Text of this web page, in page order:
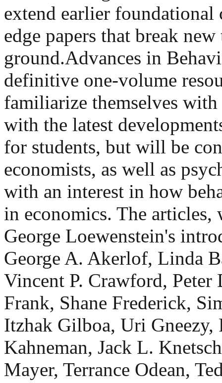
extend earlier
edge papers that break
ground.Advances in
definitive one-volume
familiarize themselves
with the latest
for students, but will be
economists, as well as
with an interest in how
in economics. The
George Loewenstein's
George A. Akerlof, Linda
Vincent P. Crawford,
Frank, Shane Frederick,
Itzhak Gilboa, Uri
Kahneman, Jack L.
Mayer, Terrance Odean,